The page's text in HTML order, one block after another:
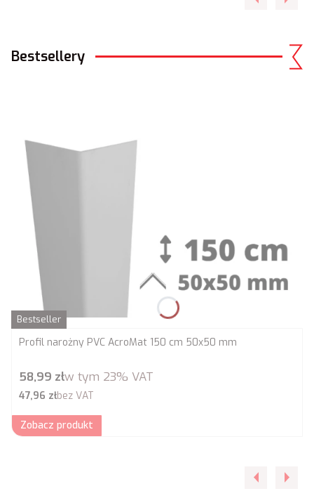
Bestsellery
Bestseller
Profil narożny PVC AcroMat 150 cm 50x50 mm
Cena brutto
58,99 złw tym 23% VAT
Cena netto
47,96 złbez VAT
Zobacz produkt